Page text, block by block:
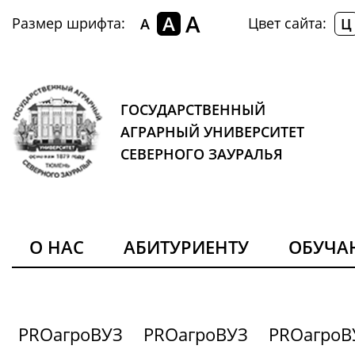
Размер шрифта: A A A Цвет сайта: Ц
ГОСУДАРСТВЕННЫЙ
АГРАРНЫЙ УНИВЕРСИТЕТ
СЕВЕРНОГО ЗАУРАЛЬЯ
О НАС АБИТУРИЕНТУ
PROагроВУЗ PROагроВУЗ